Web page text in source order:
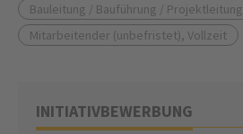
Bauleitung / Bauführung / Projektleitung
Mitarbeitender (unbefristet), Vollzeit
INITIATIVBEWERBUNG